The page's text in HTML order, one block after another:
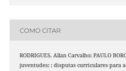
COMO CITAR
RODRIGUES, Allan Carvalho; PAULO
juventudes: : disputas curriculares para